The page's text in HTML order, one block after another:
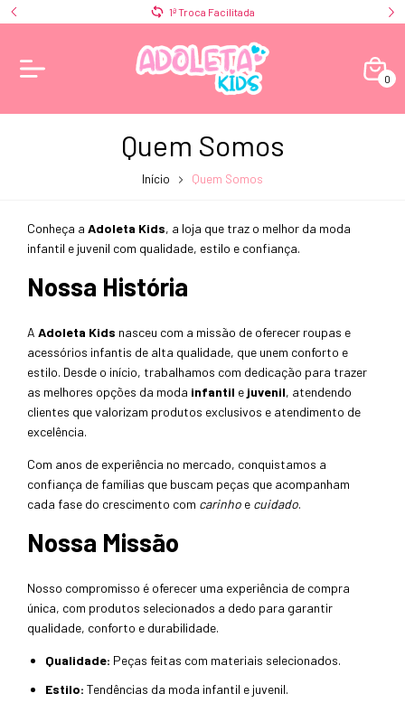
1ª Troca Facilitada
0
Quem Somos
Início Quem Somos
Conheça a Adoleta Kids, a loja que traz o melhor da moda
infantil e juvenil com qualidade, estilo e confiança.
Nossa História
A Adoleta Kids nasceu com a missão de oferecer roupas e
acessórios infantis de alta qualidade, que unem conforto e
estilo. Desde o início, trabalhamos com dedicação para trazer
as melhores opções da moda infantil e juvenil, atendendo
clientes que valorizam produtos exclusivos e atendimento de
excelência.
Com anos de experiência no mercado, conquistamos a
confiança de famílias que buscam peças que acompanham
cada fase do crescimento com carinho e cuidado.
Nossa Missão
Nosso compromisso é oferecer uma experiência de compra
única, com produtos selecionados a dedo para garantir
qualidade, conforto e durabilidade.
Qualidade: Peças feitas com materiais selecionados.
Estilo: Tendências da moda infantil e juvenil.